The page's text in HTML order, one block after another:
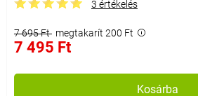
3 értékelés
7 695 Ft megtakarít 200 Ft
7 495 Ft
Kosárba